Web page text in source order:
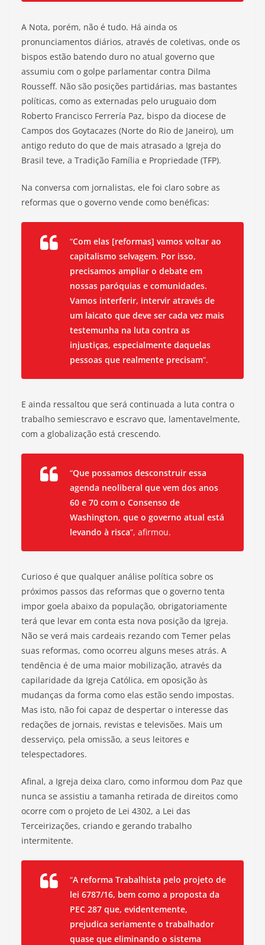
A Nota, porém, não é tudo. Há ainda os
pronunciamentos diários, através de coletivas, onde os
bispos estão batendo duro no atual governo que
assumiu com o golpe parlamentar contra Dilma
Rousseff. Não são posições partidárias, mas bastantes
políticas, como as externadas pelo uruguaio dom
Roberto Francisco Ferrería Paz, bispo da diocese de
Campos dos Goytacazes (Norte do Rio de Janeiro), um
antigo reduto do que de mais atrasado a Igreja do
Brasil teve, a Tradição Família e Propriedade (TFP).
Na conversa com jornalistas, ele foi claro sobre as
reformas que o governo vende como benéficas:
“Com elas [reformas] vamos voltar ao
capitalismo selvagem. Por isso,
precisamos ampliar o debate em
nossas paróquias e comunidades.
Vamos interferir, intervir através de
um laicato que deve ser cada vez mais
testemunha na luta contra as
injustiças, especialmente daquelas
pessoas que realmente precisam”.
E ainda ressaltou que será continuada a luta contra o
trabalho semiescravo e escravo que, lamentavelmente,
com a globalização está crescendo.
“Que possamos desconstruir essa
agenda neoliberal que vem dos anos
60 e 70 com o Consenso de
Washington, que o governo atual está
levando à risca”, afirmou.
Curioso é que qualquer análise política sobre os
próximos passos das reformas que o governo tenta
impor goela abaixo da população, obrigatoriamente
terá que levar em conta esta nova posição da Igreja.
Não se verá mais cardeais rezando com Temer pelas
suas reformas, como ocorreu alguns meses atrás. A
tendência é de uma maior mobilização, através da
capilaridade da Igreja Católica, em oposição às
mudanças da forma como elas estão sendo impostas.
Mas isto, não foi capaz de despertar o interesse das
redações de jornais, revistas e televisões. Mais um
desserviço, pela omissão, a seus leitores e
telespectadores.
Afinal, a Igreja deixa claro, como informou dom Paz que
nunca se assistiu a tamanha retirada de direitos como
ocorre com o projeto de Lei 4302, a Lei das
Terceirizações, criando e gerando trabalho
intermitente.
“A reforma Trabalhista pelo projeto de
lei 6787/16, bem como a proposta da
PEC 287 que, evidentemente,
prejudica seriamente o trabalhador
quase que eliminando o sistema